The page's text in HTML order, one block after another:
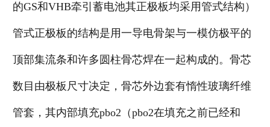
的GS和VHB牵引蓄电池其正极板均采用管式结构）
管式正极板的结构是用一导电骨架与一模仿极平的
顶部集流条和许多圆柱骨芯焊在一起构成的。骨芯
数目由极板尺寸决定，骨芯外边套有惰性玻璃纤维
管套，其内部填充pbo2（pbo2在填充之前已经和